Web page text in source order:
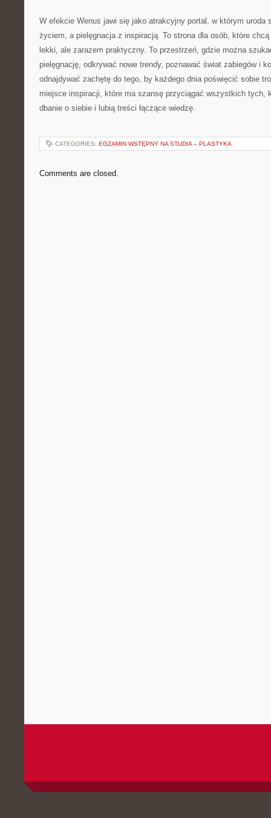
W efekcie Wenus jawi się jako atrakcyjny portal, w którym uroda
życiem, a pielęgnacja z inspiracją. To strona dla osób, które
lekki, ale zarazem praktyczny. To przestrzeń, gdzie można
pielęgnację, odkrywać nowe trendy, poznawać świat zabiegów i
odnajdywać zachętę do tego, by każdego dnia poświęcić sobie
miejsce inspiracji, które ma szansę przyciągać wszystkich tych,
dbanie o siebie i lubią treści łączące wiedzę.
CATEGORIES: EGZAMIN WSTĘPNY NA STUDIA – PLASTYKA
Comments are closed.